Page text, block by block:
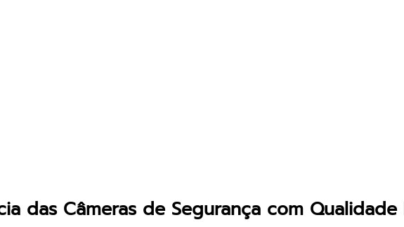
das Câmeras de Segurança com Qualidade